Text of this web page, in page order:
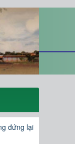
đứng lại